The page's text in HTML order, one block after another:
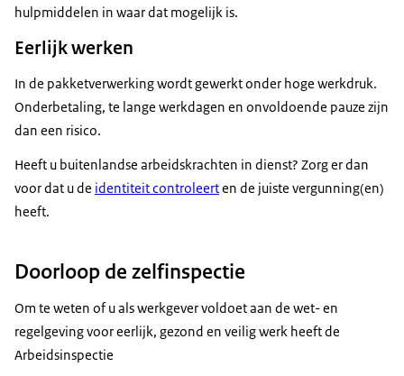
hulpmiddelen in waar dat mogelijk is.
Eerlijk werken
In de pakketverwerking wordt gewerkt onder hoge werkdruk.
Onderbetaling, te lange werkdagen en onvoldoende pauze zijn
dan een risico.
Heeft u buitenlandse arbeidskrachten in dienst? Zorg er dan
voor dat u de identiteit controleerten de juiste vergunning(en)
heeft.
Doorloop de zelfinspectie
Om te weten of u als werkgever voldoet aan de wet- en
regelgeving voor eerlijk, gezond en veilig werk heeft de
Arbeidsinspectie